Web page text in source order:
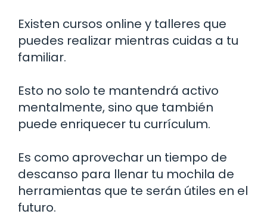
Existen cursos online y talleres que
puedes realizar mientras cuidas a tu
familiar.
Esto no solo te mantendrá activo
mentalmente, sino que también
puede enriquecer tu currículum.
Es como aprovechar un tiempo de
descanso para llenar tu mochila de
herramientas que te serán útiles en el
futuro.